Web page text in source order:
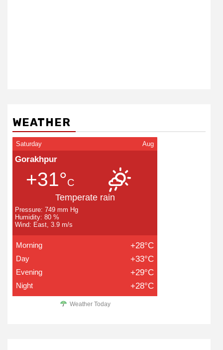
WEATHER
Saturday Aug
Gorakhpur
+31°C
Temperate rain
Pressure: 749 mm Hg
Humidity: 80 %
Wind: East, 3.9 m/s
Morning +28°C
Day +33°C
Evening +29°C
Night +28°C
Weather Today